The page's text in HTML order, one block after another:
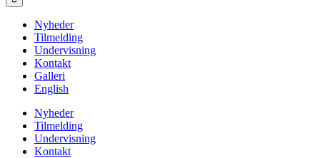
Nyheder
Tilmelding
Undervisning
Kontakt
Galleri
English
Nyheder
Tilmelding
Undervisning
Kontakt